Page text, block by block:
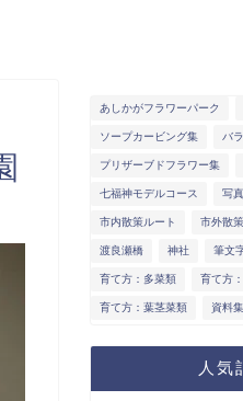
あしかがフラワーパーク
ソープカービング集 バ
プリザーブドフラワー集
七福神モデルコース 写
市内散策ルート 市外散策
渡良瀬橋 神社 筆文
育て方：多菜類 育て方
育て方：葉茎菜類 資料集
人気